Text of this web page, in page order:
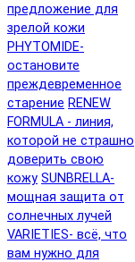
предложение для
зрелой кожи
PHYTOMIDE-
остановите
преждевременное
старение RENEW
FORMULA - линия,
которой не страшно
доверить свою
кожу SUNBRELLA-
мощная защита от
солнечных лучей
VARIETIES- всё, что
вам нужно для